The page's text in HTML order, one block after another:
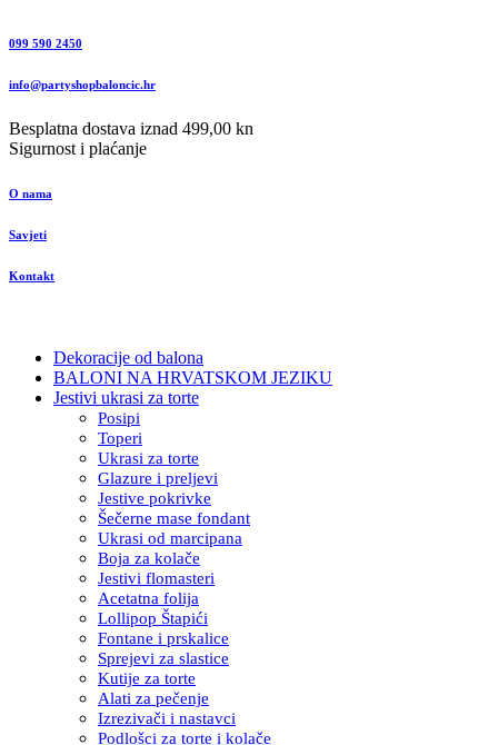
099 590 2450
info@partyshopbaloncic.hr
Besplatna dostava iznad 499,00 kn
Sigurnost i plaćanje
O nama
Savjeti
Kontakt
Dekoracije od balona
BALONI NA HRVATSKOM JEZIKU
Jestivi ukrasi za torte
Posipi
Toperi
Ukrasi za torte
Glazure i preljevi
Jestive pokrivke
Šečerne mase fondant
Ukrasi od marcipana
Boja za kolače
Jestivi flomasteri
Acetatna folija
Lollipop Štapići
Fontane i prskalice
Sprejevi za slastice
Kutije za torte
Alati za pečenje
Izrezivači i nastavci
Podlošci za torte i kolače